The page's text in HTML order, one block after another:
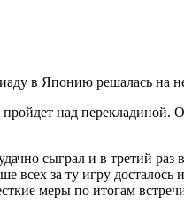
в Японию решалась
над перекладиной.
сыграл и в третий раз
за ту игру досталось
меры по итогам